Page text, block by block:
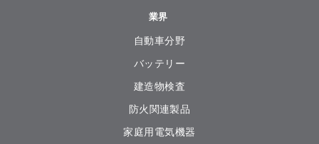
業界
自動車分野
バッテリー
建造物検査
防火関連製品
家庭用電気機器